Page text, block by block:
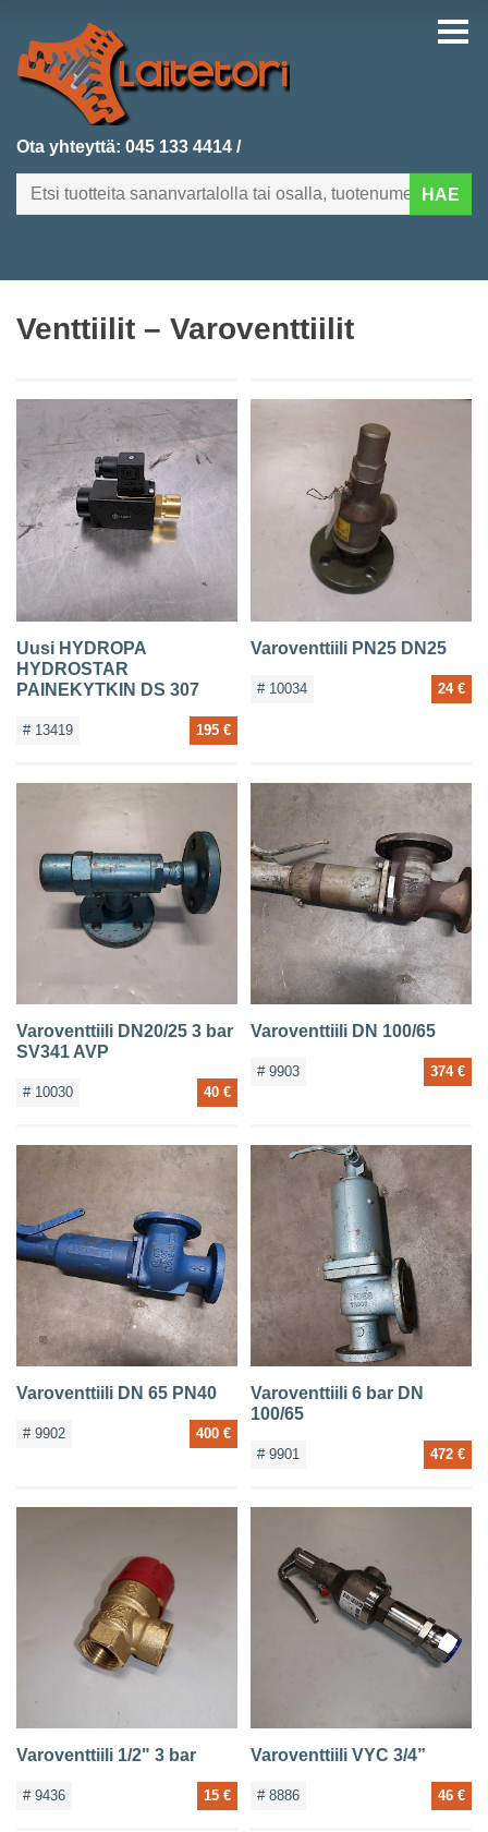
Ota yhteyttä: 045 133 4414 /
HAE
ETUSIVU
VIIMEKSI LISÄTYT
TUOTEHAKU
YHTEYSTIEDOT
Venttiilit – Varoventtiilit
Uusi HYDROPA
HYDROSTAR
PAINEKYTKIN DS 307
# 13419 195 €
Varoventtiili PN25 DN25
# 10034 24 €
Varoventtiili DN20/25 3 bar
SV341 AVP
# 10030 40 €
Varoventtiili DN 100/65
# 9903 374 €
Varoventtiili DN 65 PN40
# 9902 400 €
Varoventtiili 6 bar DN
100/65
# 9901 472 €
Varoventtiili 1/2" 3 bar
# 9436 15 €
Varoventtiili VYC 3/4”
# 8886 46 €